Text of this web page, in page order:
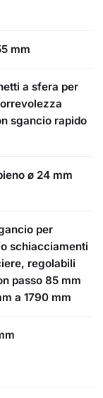
mm
a sfera per
sgancio rapido
ø 24 mm
per
schiacciamenti
regolabili
passo 85 mm
a 1790 mm